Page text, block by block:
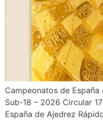
Campeonatos de
Sub-18 – 2026 Circular
España de Ajedrez